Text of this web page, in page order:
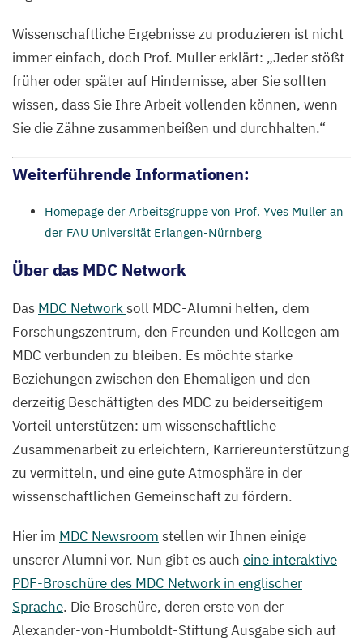
Wissenschaftliche Ergebnisse zu produzieren ist nicht
immer einfach, doch Prof. Muller erklärt: „Jeder stößt
früher oder später auf Hindernisse, aber Sie sollten
wissen, dass Sie Ihre Arbeit vollenden können, wenn
Sie die Zähne zusammenbeißen und durchhalten.“
Weiterführende Informationen:
Homepage der Arbeitsgruppe von Prof. Yves Muller an
der FAU Universität Erlangen-Nürnberg
Über das MDCNetwork
Das MDC Networksoll MDC-Alumni helfen, dem
Forschungszentrum, den Freunden und Kollegen am
MDC verbunden zu bleiben. Es möchte starke
Beziehungen zwischen den Ehemaligen und den
derzeitig Beschäftigten des MDC zu beiderseitigem
Vorteil unterstützen: um wissenschaftliche
Zusammenarbeit zu erleichtern, Karriereunterstützung
zu vermitteln, und eine gute Atmosphäre in der
wissenschaftlichen Gemeinschaft zu fördern.
Hier im MDC Newsroom stellen wir Ihnen einige
unserer Alumni vor. Nun gibt es auch eine interaktive
PDF-Broschüre des MDC Network in englischer
Sprache. Die Broschüre, deren erste von der
Alexander-von-Humboldt-Stiftung Ausgabe sich auf